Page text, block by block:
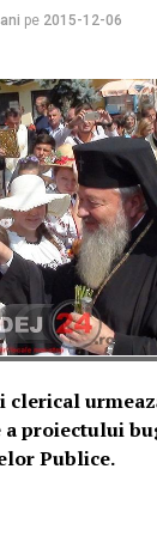
pe 2015-12-06
a proiectului
Publice.